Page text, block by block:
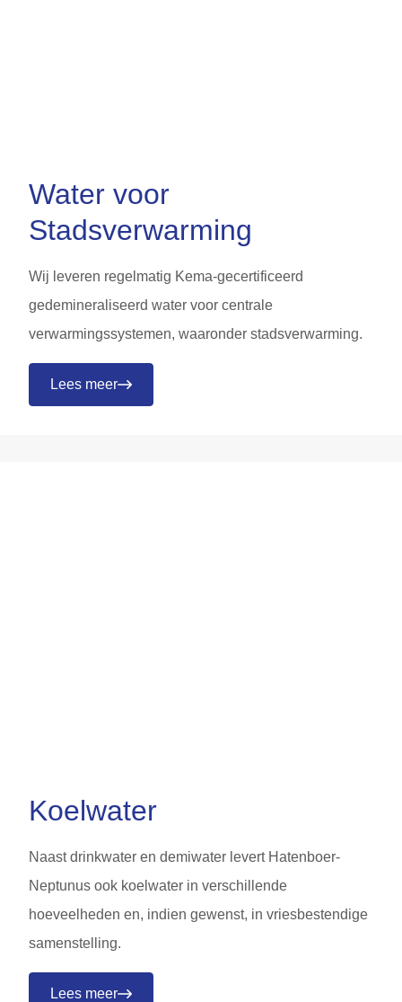
Water voor
Stadsverwarming
Wij leveren regelmatig Kema-gecertificeerd
gedemineraliseerd water voor centrale
verwarmingssystemen, waaronder stadsverwarming.
Lees meer
Koelwater
Naast drinkwater en demiwater levert Hatenboer-
Neptunus ook koelwater in verschillende
hoeveelheden en, indien gewenst, in vriesbestendige
samenstelling.
Lees meer